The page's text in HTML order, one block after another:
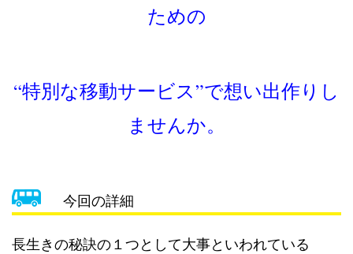
ための
“特別な移動サービス”で想い出作りし
ませんか。
今回の詳細
長生きの秘訣の１つとして大事といわれている